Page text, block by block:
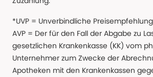
*UVP = Unverbindliche
AVP = Der für den Fall der Abgabe zu
gesetzlichen Krankenkasse (KK) vom
Unternehmer zum Zwecke der
Apotheken mit den Krankenkassen